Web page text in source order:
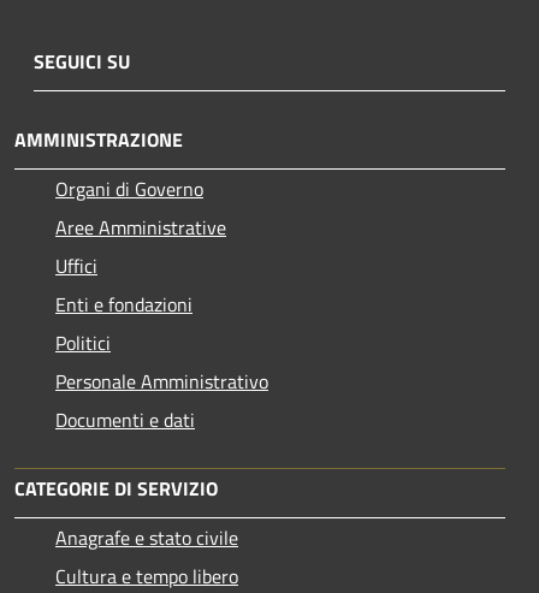
SEGUICI SU
AMMINISTRAZIONE
Organi di Governo
Aree Amministrative
Uffici
Enti e fondazioni
Politici
Personale Amministrativo
Documenti e dati
CATEGORIE DI SERVIZIO
Anagrafe e stato civile
Cultura e tempo libero